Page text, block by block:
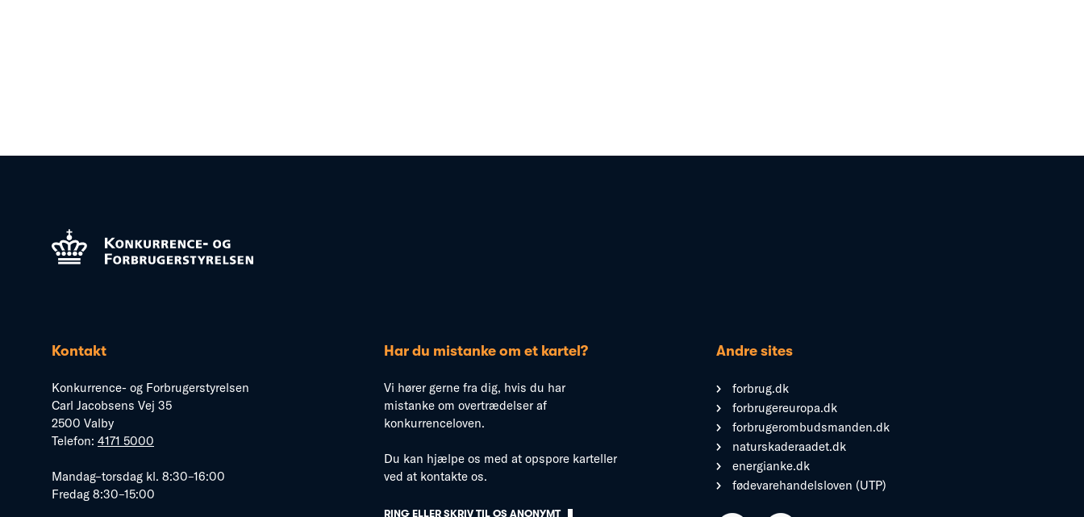
Kontakt
Konkurrence- og Forbrugerstyrelsen
Carl Jacobsens Vej 35
2500 Valby
Telefon: 4171 5000
Mandag–torsdag kl. 8:30–16:00
Fredag 8:30–15:00
Har du mistanke om et kartel?
Vi hører gerne fra dig, hvis du har
mistanke om overtrædelser af
konkurrenceloven.
Du kan hjælpe os med at opspore karteller
ved at kontakte os.
RING ELLER SKRIV TIL OS ANONYMT
Andre sites
forbrug.dk
forbrugereuropa.dk
forbrugerombudsmanden.dk
naturskaderaadet.dk
energianke.dk
fødevarehandelsloven (UTP)